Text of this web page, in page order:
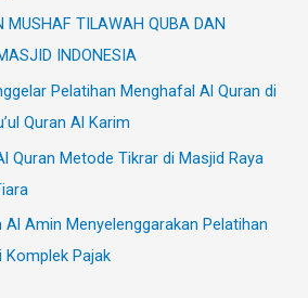
MUSHAF TILAWAH QUBA DAN
INDONESIA
Pelatihan Menghafal Al Quran di
Quran Al Karim
Quran Metode Tikrar di Masjid Raya
Al Amin Menyelenggarakan Pelatihan
Komplek Pajak